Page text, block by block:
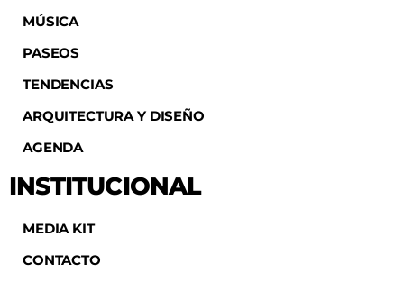
MÚSICA
PASEOS
TENDENCIAS
ARQUITECTURA Y DISEÑO
AGENDA
INSTITUCIONAL
MEDIA KIT
CONTACTO